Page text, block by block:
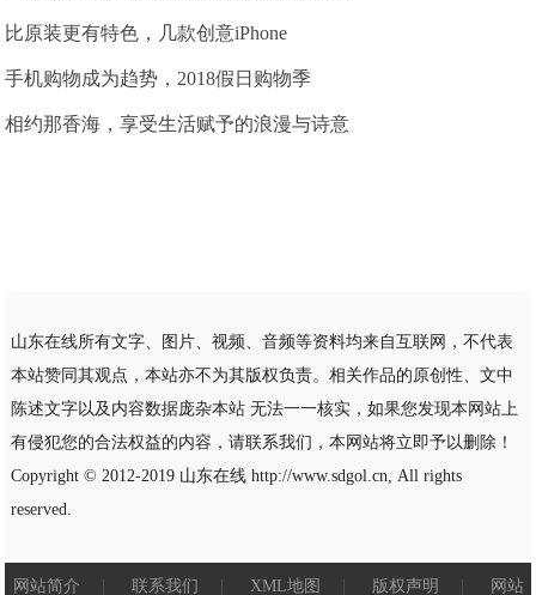
比原装更有特色，几款创意iPhone
手机购物成为趋势，2018假日购物季
相约那香海，享受生活赋予的浪漫与诗意
山东在线所有文字、图片、视频、音频等资料均来自互联网，不代表
本站赞同其观点，本站亦不为其版权负责。相关作品的原创性、文中
陈述文字以及内容数据庞杂本站 无法一一核实，如果您发现本网站上
有侵犯您的合法权益的内容，请联系我们，本网站将立即予以删除！
Copyright © 2012-2019 山东在线http://www.sdgol.cn, All rights
reserved.
网站简介 联系我们 XML地图 版权声明 网站